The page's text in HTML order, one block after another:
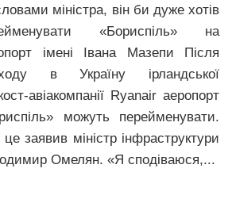
міністра, він би дуже хотів
«Бориспіль» на
імені Івана Мазепи Після
в Україну ірландської
авіакомпанії Ryanair аеропорт
можуть перейменувати.
заявив міністр інфраструктури
Омелян. «Я сподіваюся,...